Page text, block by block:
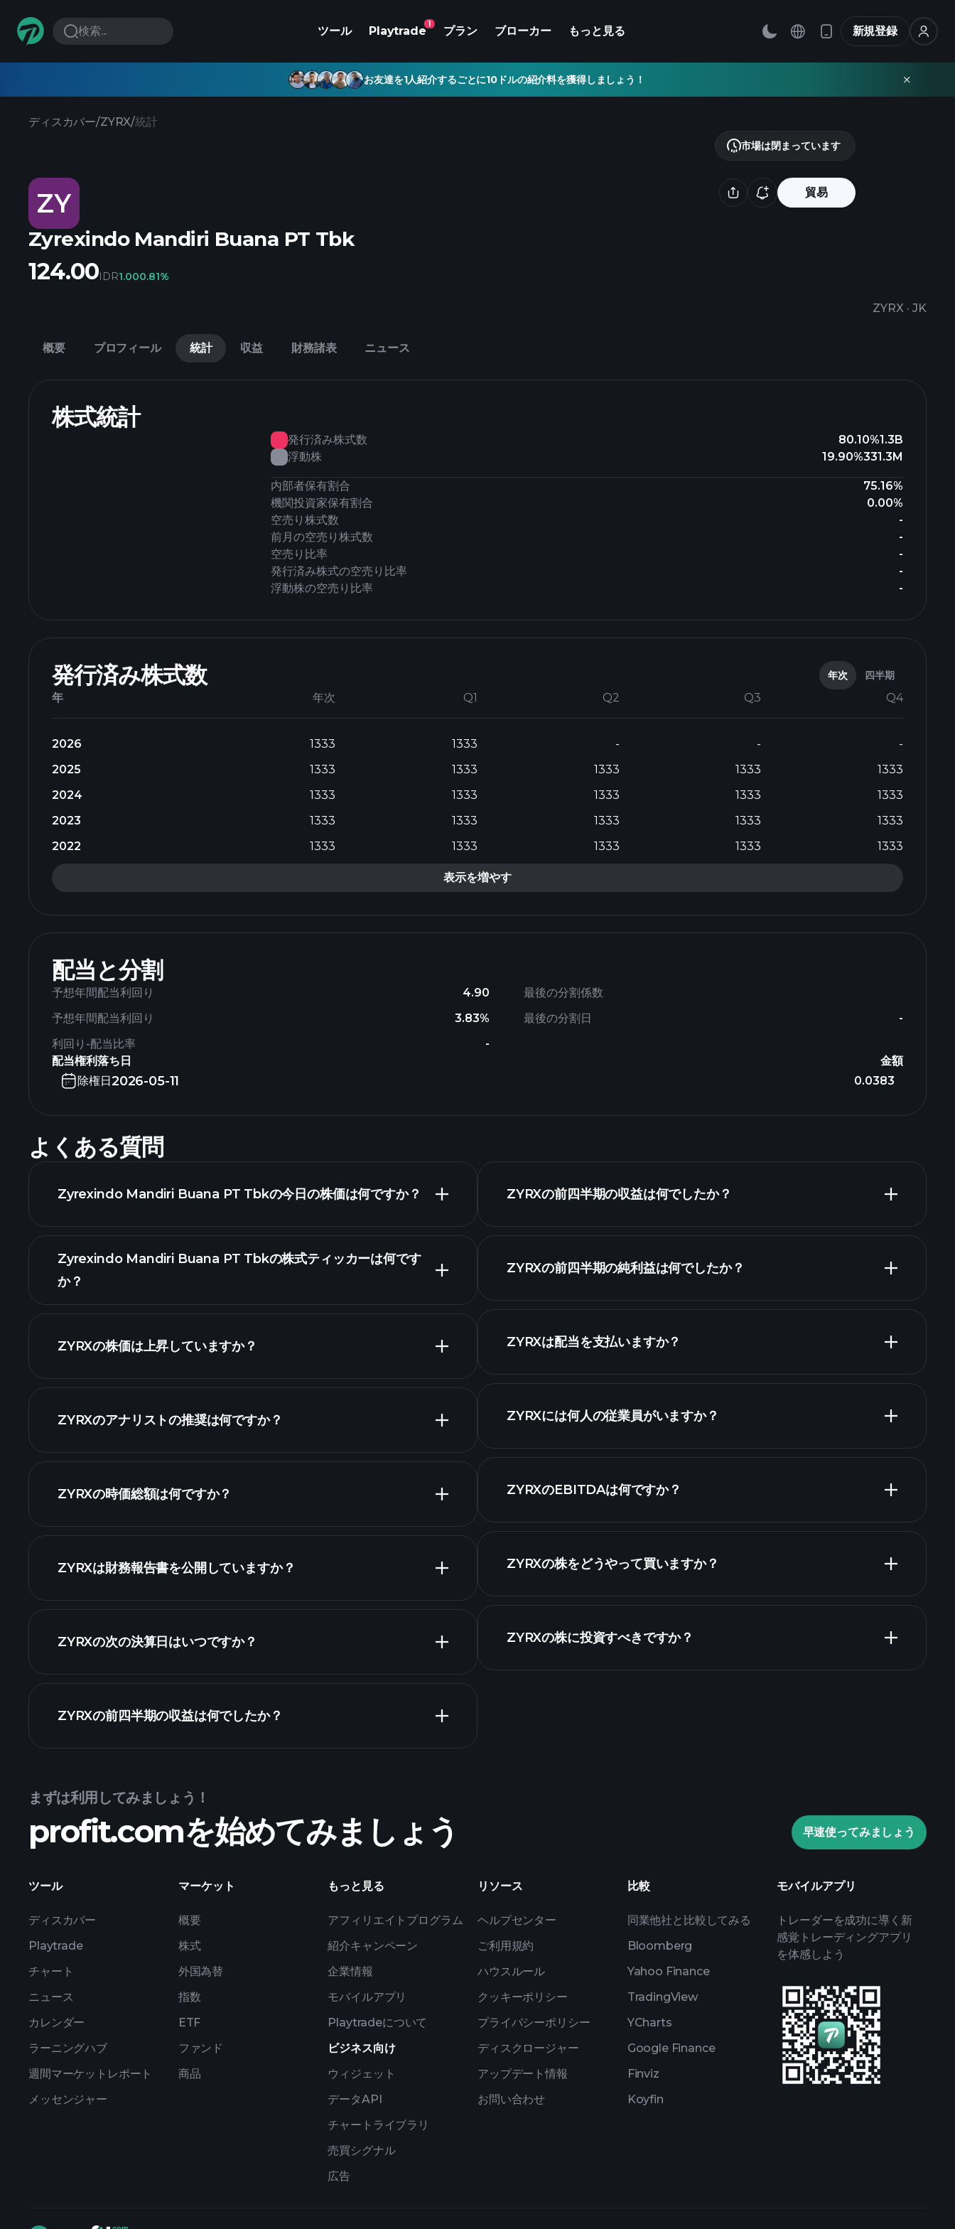
検索... ツール Playtrade
1
プラン ブローカー もっと見る 新規登録
お友達を1人紹介するごとに10ドルの紹介料を獲得しましょう！
ディスカバー/ZYRX/統計
ZY 貿易
Zyrexindo Mandiri Buana PT Tbk
ZYRX · JK
市場は閉まっています
124.00IDR1.000.81%
概要 プロフィール 統計 収益 財務諸表 ニュース
株式統計
発行済み株式数 80.10%1.3B
浮動株
19.90%331.3M
内部者保有割合
75.16%
機関投資家保有割合
0.00%
空売り株式数
-
前月の空売り株式数
-
空売り比率
-
発行済み株式の空売り比率
-
浮動株の空売り比率
-
発行済み株式数 年次 四半期
年 年次 Q1 Q2 Q3 Q4
2026 1333 1333 - -
-
2025
1333 1333 1333 1333
1333
2024
1333 1333 1333 1333
1333
2023
1333 1333 1333 1333
1333
2022
1333 1333 1333 1333 1333
表示を増やす
配当と分割
予想年間配当利回り
4.90
予想年間配当利回り
3.83%
利回り-配当比率
-
最後の分割係数
最後の分割日
-
配当権利落ち日
金額
除権日2026-05-11 0.0383
よくある質問
Zyrexindo Mandiri Buana PT Tbkの今日の株価は何ですか？
細チャート
Zyrexindo Mandiri Buana PT Tbkの株式ティッカーは何です
か？
ZYRXの株価は上昇していますか？
ZYRXのアナリストの推奨は何ですか？
ZYRXの時価総額は何ですか？
株式リスト
ZYRXは財務報告書を公開していますか？
ZYRXの次の決算日はいつですか？
決算
カレンダー
ZYRXの前四半期の収益は何でしたか？
ZYRXの前四半期の収益は何でしたか？
財
ZYRXの前四半期の純利益は何でしたか？
ZYRXは配当を支払いますか？
高配当株
ZYRXには何人の従業員がいますか？
最大の雇用主
ZYRXのEBITDAは何ですか？
ZYRXの株をどうやって買いますか？
Playtrade Tournaments
ZYRXの株に投資すべきですか？
ウォッチリスト
まずは利用してみましょう！
profit.comを始めてみましょう 早速使ってみましょう
ツール
ディスカバー
Playtrade
チャート
ニュース
カレンダー
ラーニングハブ
週間マーケットレポート
メッセンジャー
マーケット
概要
株式
外国為替
指数
ETF
ファンド
商品
もっと見る
アフィリエイトプログラム
紹介キャンペーン
企業情報
モバイルアプリ
Playtradeについて
ビジネス向け
ウィジェット
データAPI
チャートライブラリ
売買シグナル
広告
リソース
ヘルプセンター
ご利用規約
ハウスルール
クッキーポリシー
プライバシーポリシー
ディスクロージャー
アップデート情報
お問い合わせ
比較
同業他社と比較してみる
Bloomberg
Yahoo Finance
TradingView
YCharts
Google Finance
Finviz
Koyfin
モバイルアプリ
トレーダーを成功に導く新
感覚トレーディングアプリ
を体感しよう